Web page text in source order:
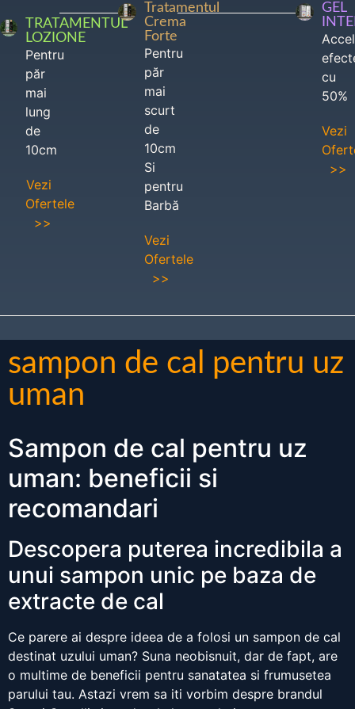
TRATAMENTUL
LOZIONE
Pentru
păr
mai
lung
de
10cm
Vezi
Ofertele
>>
Tratamentul
Crema
Forte
Pentru
păr
mai
scurt
de
10cm
Si
pentru
Barbă
Vezi
Ofertele
>>
GEL
cu
50%
Vezi
>>
sampon de cal pentru uz
uman
Sampon de cal pentru uz
uman: beneficii si
recomandari
Descopera puterea incredibila a
unui sampon unic pe baza de
extracte de cal
Ce parere ai despre ideea de a folosi un sampon de cal
destinat uzului uman? Suna neobisnuit, dar de fapt, are
o multime de beneficii pentru sanatatea si frumusetea
parului tau. Astazi vrem sa iti vorbim despre brandul